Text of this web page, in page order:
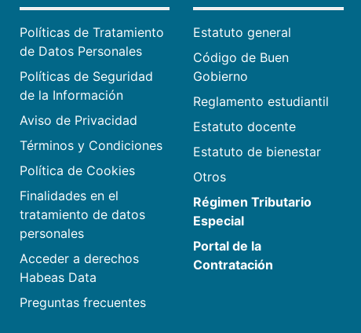
Políticas de Tratamiento
de Datos Personales
Políticas de Seguridad
de la Información
Aviso de Privacidad
Términos y Condiciones
Política de Cookies
Finalidades en el
tratamiento de datos
personales
Acceder a derechos
Habeas Data
Preguntas frecuentes
Estatuto general
Código de Buen
Gobierno
Reglamento estudiantil
Estatuto docente
Estatuto de bienestar
Otros
Régimen Tributario
Especial
Portal de la
Contratación